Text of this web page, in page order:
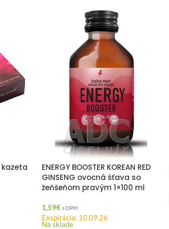
ENERGY BOOSTER KOREAN RED
GINSENG ovocná šťava so
žeňšeňom pravým 1×100 ml
1,59€ s DPH
Exspirácia: 10.09.26
Na sklade